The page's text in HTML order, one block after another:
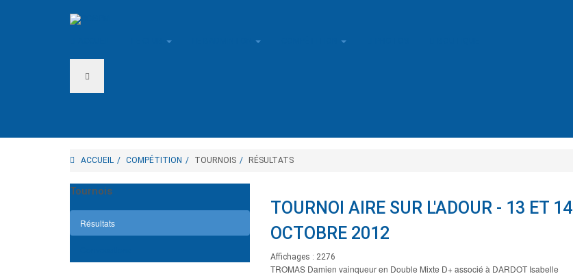
ACCUEIL COMPÉTITION TOURNOIS RÉSULTATS
Tournois
Résultats
TOURNOI AIRE SUR L'ADOUR - 13 ET 14
OCTOBRE 2012
Affichages : 2276
TROMAS Damien vainqueur en Double Mixte D+ associé à DARDOT Isabelle